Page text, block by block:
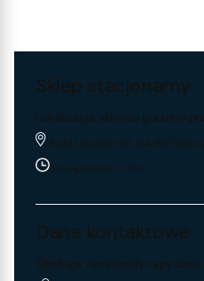
Sklep stacjonarny
Lokalizacja sklepu i godziny
Trakt Lubelski 195, 04-667
Pon-pt: 8:00 - 17:00
Dane kontaktowe
Obsługa zamówień,